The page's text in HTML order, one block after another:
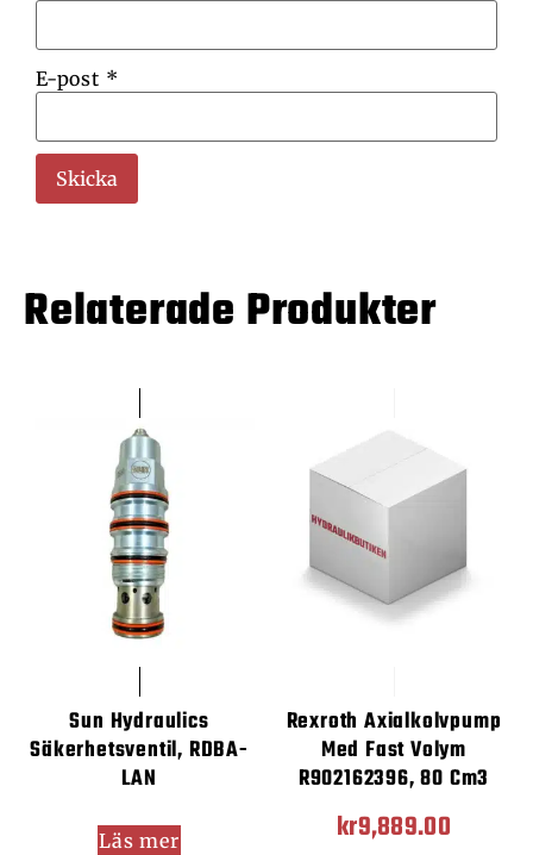
E-post *
Relaterade Produkter
Sun Hydraulics
Säkerhetsventil, RDBA-
LAN
Läs mer
Rexroth Axialkolvpump
Med Fast Volym
R902162396, 80 Cm3
kr9,889.00